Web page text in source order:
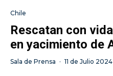
Chile
Rescatan con
en yacimiento de
Sala de Prensa · 11 de Julio 2024